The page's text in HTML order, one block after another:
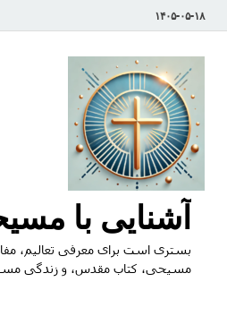
۱۴۰۵-۰۵-۱۸
آشنایی با
بستری است برای معرفی تعالیم،
مسیحی، کتاب مقدس، و زندگی